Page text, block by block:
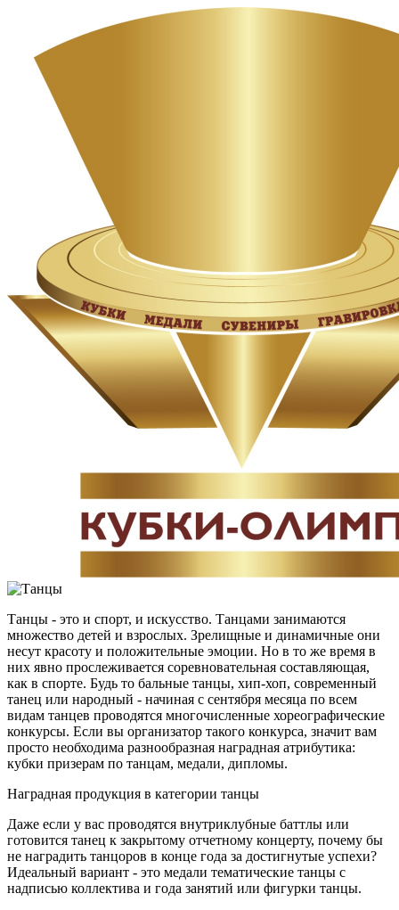
Танцы - это и спорт, и искусство. Танцами занимаются
множество детей и взрослых. Зрелищные и динамичные они
несут красоту и положительные эмоции. Но в то же время в
них явно прослеживается соревновательная составляющая,
как в спорте. Будь то бальные танцы, хип-хоп, современный
танец или народный - начиная с сентября месяца по всем
видам танцев проводятся многочисленные хореографические
конкурсы. Если вы организатор такого конкурса, значит вам
просто необходима разнообразная наградная атрибутика:
кубки призерам по танцам, медали, дипломы.
Наградная продукция в категории танцы
Даже если у вас проводятся внутриклубные баттлы или
готовится танец к закрытому отчетному концерту, почему бы
не наградить танцоров в конце года за достигнутые успехи?
Идеальный вариант - это медали тематические танцы с
надписью коллектива и года занятий или фигурки танцы.